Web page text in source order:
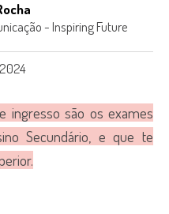
- Inspiring Future
ingresso são os exames
Secundário, e que te